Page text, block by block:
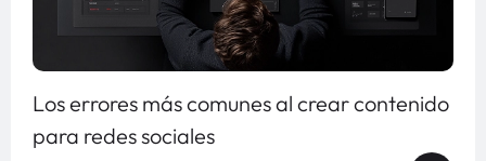
Los errores más comunes al crear contenido
para redes sociales